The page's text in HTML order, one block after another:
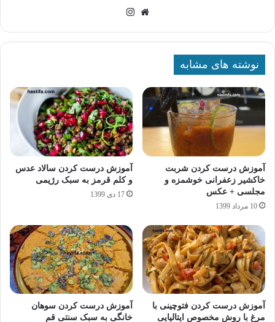
وبسایت
نوشته های مشابه
آموزش درست کردن شربت
خاکشیر زعفرانی خوشمزه و
مجلسی + عکس
10 مرداد 1399
آموزش درست کردن سالاد عدس
و کلم قرمز به سبک رژیمی
17 دی 1399
آموزش درست کردن فتوچینی با
مرغ با روش مخصوص ایتالیایی
آموزش درست کردن سوهان
خانگی به سبک سنتی قم